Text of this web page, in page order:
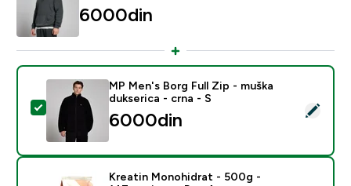
6000din‎
Select this product - MP Men's Borg Full Zip - muška
MP Men's Borg Full Zip - muška
dukserica - crna - S
6000din‎
Kreatin Monohidrat - 500g -